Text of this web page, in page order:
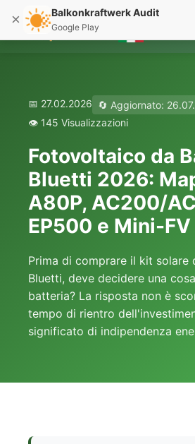
📅 27.02.2026
🔄 Aggiornato:
👁️ 145 Visualizzazioni
Fotovoltaico da
Bluetti 2026:
A80P, AC200/
EP500 e Mini-FV
Prima di comprare il kit solare
Bluetti, deve decidere una
batteria? La risposta non è
tempo di rientro
significato di indipendenza
× Balkonkraftwerk Audit
Google Play